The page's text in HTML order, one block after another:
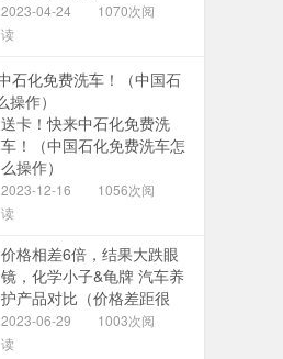
2023-04-24
1070次阅
读
送卡！快来中石化免费洗
车！（中国石化免费洗车怎
么操作）
2023-12-16
1056次阅
读
价格相差6倍，结果大跌眼
镜，化学小子&龟牌 汽车养
护产品对比（价格差距很
2023-06-29
1003次阅
读